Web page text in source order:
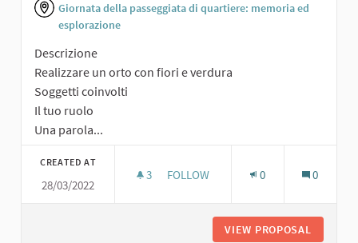
Giornata della passeggiata di quartiere: memoria ed
esplorazione
Descrizione
Realizzare un orto con fiori e verdura
Soggetti coinvolti
Il tuo ruolo
Una parola...
CREATED AT
28/03/2022
3 3 FOLLOWERS
FOLLOW 0 0
VIEW PROPOSAL